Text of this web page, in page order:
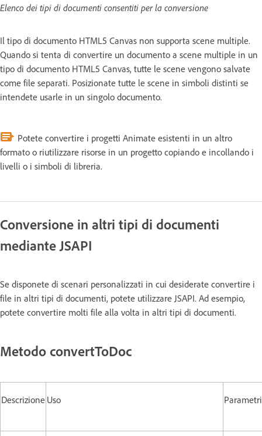
Elenco dei tipi di documenti consentiti per la conversione
Il tipo di documento HTML5 Canvas non supporta scene multiple.
Quando si tenta di convertire un documento a scene multiple in un
tipo di documento HTML5 Canvas, tutte le scene vengono salvate
come file separati. Posizionate tutte le scene in simboli distinti se
intendete usarle in un singolo documento.
Potete convertire i progetti Animate esistenti in un altro
formato o riutilizzare risorse in un progetto copiando e incollando i
livelli o i simboli di libreria.
Conversione in altri tipi di documenti
mediante JSAPI
Se disponete di scenari personalizzati in cui desiderate convertire i
file in altri tipi di documenti, potete utilizzare JSAPI. Ad esempio,
potete convertire molti file alla volta in altri tipi di documenti.
Metodo convertToDoc
Descrizione Uso Parametri